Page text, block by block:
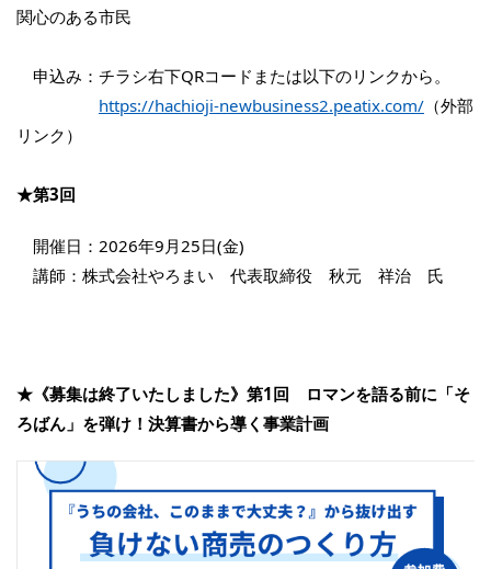
関心のある市民
申込み：チラシ右下QRコードまたは以下のリンクから。
https://hachioji-newbusiness2.peatix.com/ （外部
リンク）
★第3回
開催日：2026年9月25日(金)
講師：株式会社やろまい 代表取締役 秋元 祥治 氏
★《募集は終了いたしました》第1回 ロマンを語る前に「そ
ろばん」を弾け！決算書から導く事業計画